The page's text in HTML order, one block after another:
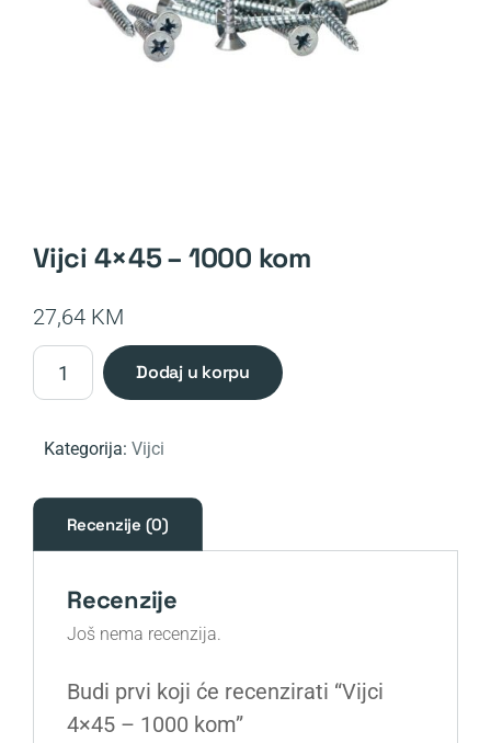
vijci 4×45 – 1000 kom
27,64 KM
Vijci
4x45
1000
količina
dodaj u korpu
Kategorija: Vijci
Recenzije (0)
Recenzije
Još nema recenzija.
Budi prvi koji će recenzirati “Vijci
4×45 – 1000 kom”